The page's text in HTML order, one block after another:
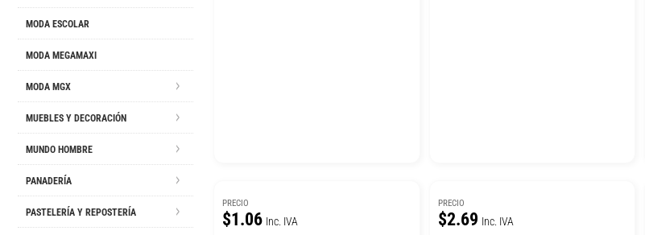
MODA ESCOLAR
MODA MEGAMAXI
MODA MGX
MUEBLES Y DECORACIÓN
MUNDO HOMBRE
PANADERÍA
PASTELERÍA Y REPOSTERÍA
PRECIO
$1.06 Inc. IVA
PRECIO
$2.69 Inc. IVA